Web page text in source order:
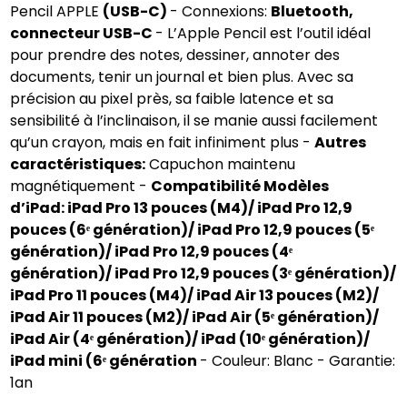
Pencil APPLE (USB-C) - Connexions: Bluetooth,
connecteur USB-C - L’Apple Pencil est l’outil idéal
pour prendre des notes, dessiner, annoter des
documents, tenir un journal et bien plus. Avec sa
précision au pixel près, sa faible latence et sa
sensibilité à l’inclinaison, il se manie aussi facilement
qu’un crayon, mais en fait infiniment plus - Autres
caractéristiques: Capuchon maintenu
magnétiquement - Compatibilité Modèles
d’iPad: iPad Pro 13 pouces (M4)/ iPad Pro 12,9
pouces (6ᵉ génération)/ iPad Pro 12,9 pouces (5ᵉ
génération)/ iPad Pro 12,9 pouces (4ᵉ
génération)/ iPad Pro 12,9 pouces (3ᵉ génération)/
iPad Pro 11 pouces (M4)/ iPad Air 13 pouces (M2)/
iPad Air 11 pouces (M2)/ iPad Air (5ᵉ génération)/
iPad Air (4ᵉ génération)/ iPad (10ᵉ génération)/
iPad mini (6ᵉ génération - Couleur: Blanc - Garantie:
1an